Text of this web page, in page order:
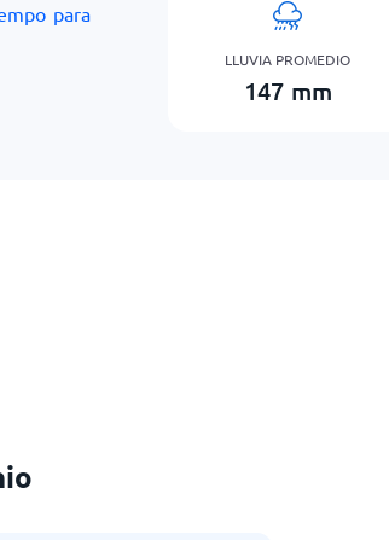
para
LLUVIA PROMEDIO
147 mm